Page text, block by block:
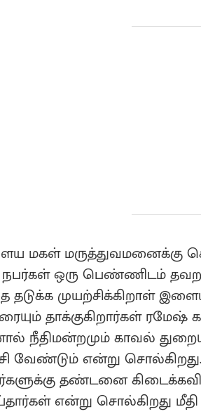
மகள் மருத்துவமனைக்கு
நபர்கள் ஒரு பெண்ணிடம்
தடுக்க முயற்சிக்கிறாள்
தாக்குகிறார்கள் ரமேஷ்
நீதிமன்றமும் காவல்
வேண்டும் என்று
தண்டனை
என்று சொல்கிறது